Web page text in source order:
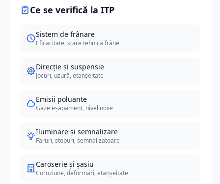
Ce se verifică la ITP
Sistem de frânare
Eficacitate, stare tehnică frâne
Direcție și suspensie
Jocuri, uzură, etanșeitate
Emisii poluante
Gaze eșapament, nivel noxe
Iluminare și semnalizare
Faruri, stopuri, semnalizatoare
Caroserie și șasiu
Coroziune, deformări, etanșeitate